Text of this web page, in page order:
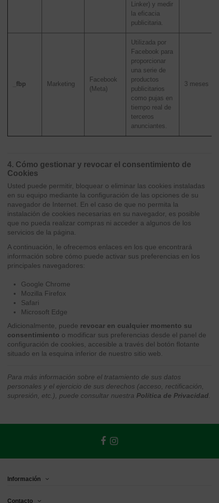
Linker) y medir
la eficacia
publicitaria.
_fbp Marketing
Facebook
(Meta)
Utilizada por
Facebook para
proporcionar
una serie de
productos
publicitarios
como pujas en
tiempo real de
terceros
anunciantes.
3 meses
4. Cómo gestionar y revocar el consentimiento de
Cookies
Usted puede permitir, bloquear o eliminar las cookies instaladas
en su equipo mediante la configuración de las opciones de su
navegador de Internet. En el caso de que no permita la
instalación de cookies necesarias en su navegador, es posible
que no pueda realizar compras ni acceder a algunos de los
servicios de la página.
A continuación, le ofrecemos enlaces en los que encontrará
información sobre cómo puede activar sus preferencias en los
principales navegadores:
Google Chrome
Mozilla Firefox
Safari
Microsoft Edge
Adicionalmente, puede revocar en cualquier momento su
consentimiento o modificar sus preferencias desde el panel de
configuración de cookies, accesible a través del botón flotante
situado en la esquina inferior de nuestro sitio web.
Para más información sobre el tratamiento de sus datos
personales y el ejercicio de sus derechos (acceso, rectificación,
supresión, etc.), puede consultar nuestra Política de Privacidad
Información
Contacto